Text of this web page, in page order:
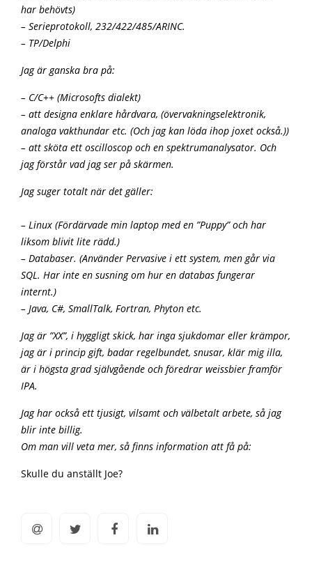
har behövts)
– Serieprotokoll, 232/422/485/ARINC.
– TP/Delphi
Jag är ganska bra på:
– C/C++ (Microsofts dialekt)
– att designa enklare hårdvara, (övervakningselektronik,
analoga vakthundar etc. (Och jag kan löda ihop joxet också.))
– att sköta ett oscilloscop och en spektrumanalysator. Och
jag förstår vad jag ser på skärmen.
Jag suger totalt när det gäller:
– Linux (Fördärvade min laptop med en ”Puppy” och har
liksom blivit lite rädd.)
– Databaser. (Använder Pervasive i ett system, men går via
SQL. Har inte en susning om hur en databas fungerar
internt.)
– Java, C#, SmallTalk, Fortran, Phyton etc.
Jag är ”XX”, i hyggligt skick, har inga sjukdomar eller krämpor,
jag är i princip gift, badar regelbundet, snusar, klär mig illa,
är i högsta grad självgående och föredrar weissbier framför
IPA.
Jag har också ett tjusigt, vilsamt och välbetalt arbete, så jag
blir inte billig.
Om man vill veta mer, så finns information att få på:
Skulle du anställt Joe?